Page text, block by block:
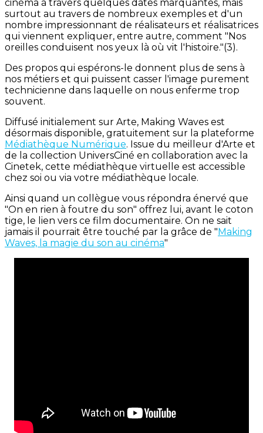
cinéma à travers quelques dates marquantes, mais
surtout au travers de nombreux exemples et d'un
nombre impressionnant de réalisateurs et réalisatrices
qui viennent expliquer, entre autre, comment "Nos
oreilles conduisent nos yeux là où vit l'histoire."(3).
Des propos qui espérons-le donnent plus de sens à
nos métiers et qui puissent casser l'image purement
technicienne dans laquelle on nous enferme trop
souvent.
Diffusé initialement sur Arte, Making Waves est
désormais disponible, gratuitement sur la plateforme
Médiathèque Numérique. Issue du meilleur d'Arte et
de la collection UniversCiné en collaboration avec la
Cinetek, cette médiathèque virtuelle est accessible
chez soi ou via votre médiathèque locale.
Ainsi quand un collègue vous répondra énervé que
"On en rien à foutre du son" offrez lui, avant le coton
tige, le lien vers ce film documentaire. On ne sait
jamais il pourrait être touché par la grâce de " Making
Waves, la magie du son au cinéma"